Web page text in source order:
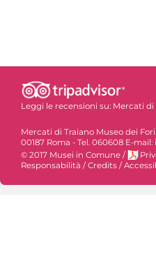
Leggi le recensioni su: Mercati di
Mercati di Traiano Museo dei
00187 Roma - Tel. 060608 E-
© 2017 Musei in Comune /
Responsabilità /Credits /